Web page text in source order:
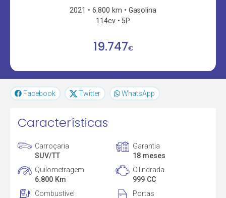
2021 6.800 km
Gasolina
114cv
5P
19.747€
Facebook Twitter WhatsApp
Características
Carroçaria
SUV/TT
Garantia
18 meses
Quilometragem
6.800 Km
Cilindrada
999 CC
Combustível
Portas